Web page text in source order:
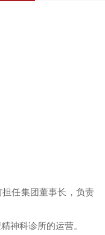
任集团董事长，负责
神科诊所的运营。